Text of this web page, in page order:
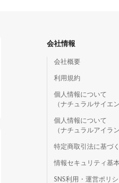
会社情報
会社概要
利用規約
個人情報について
（ナチュラルサイエン
個人情報について
（ナチュラルアイラン
特定商取引法に基づ
情報セキュリティ基
SNS利用・運営ポリ